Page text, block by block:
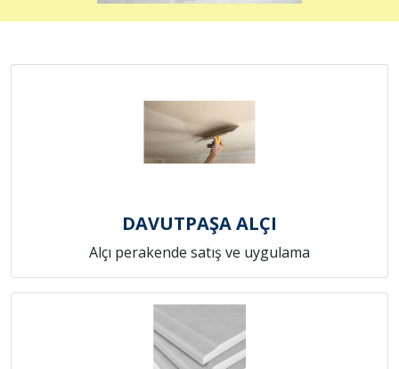
DAVUTPAŞA ALÇI
Alçı perakende satış ve uygulama